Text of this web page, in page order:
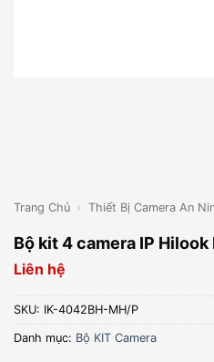
Trang Chủ › Thiết Bị Camera An
Bộ kit 4 camera IP
Liên hệ
SKU: IK-4042BH-MH/P
Danh mục: Bộ KIT Camera